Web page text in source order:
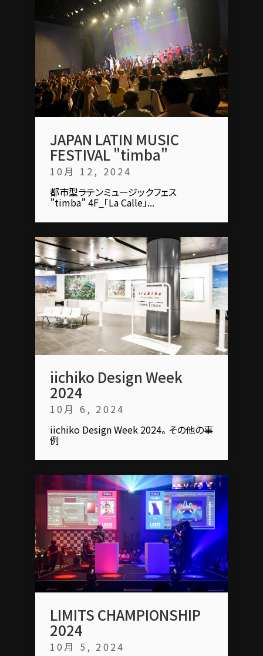
JAPAN LATIN MUSIC
FESTIVAL "timba"
10月 12, 2024
都市型ラテンミュージックフェス
”timba” 4F_「La Calle」...
iichiko Design Week
2024
10月 6, 2024
iichiko Design Week 2024。 その他の事
例
LIMITS CHAMPIONSHIP
2024
10月 5, 2024